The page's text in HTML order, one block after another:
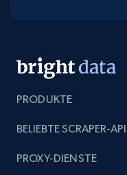
PRODUKTE
BELIEBTE SCRAPER-
PROXY-DIENSTE